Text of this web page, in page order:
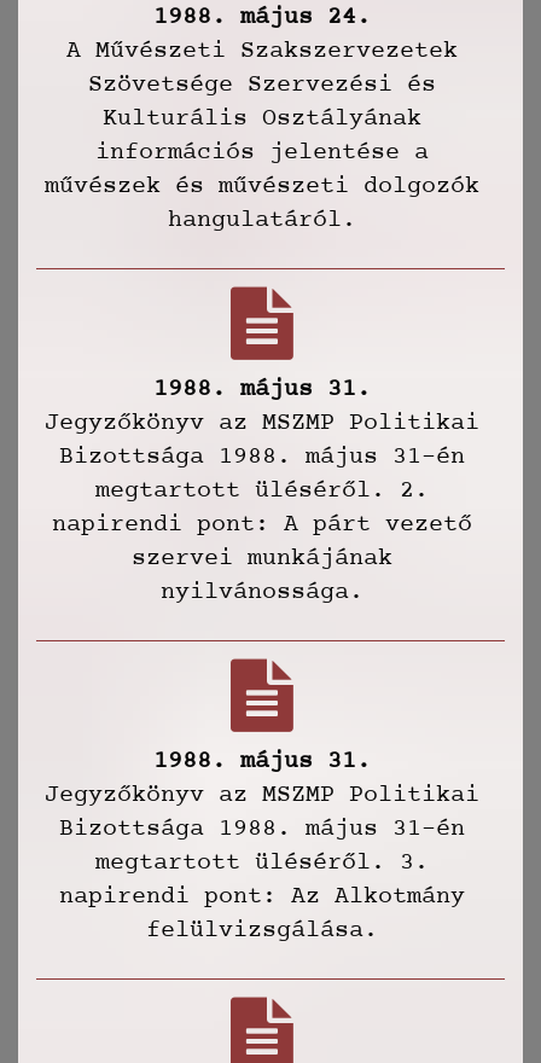
1988. május 24.
A Művészeti Szakszervezetek
Szövetsége Szervezési és
Kulturális Osztályának
információs jelentése a
művészek és művészeti dolgozók
hangulatáról.
1988. május 31.
Jegyzőkönyv az MSZMP Politikai
Bizottsága 1988. május 31-én
megtartott üléséről. 2.
napirendi pont: A párt vezető
szervei munkájának
nyilvánossága.
1988. május 31.
Jegyzőkönyv az MSZMP Politikai
Bizottsága 1988. május 31-én
megtartott üléséről. 3.
napirendi pont: Az Alkotmány
felülvizsgálása.